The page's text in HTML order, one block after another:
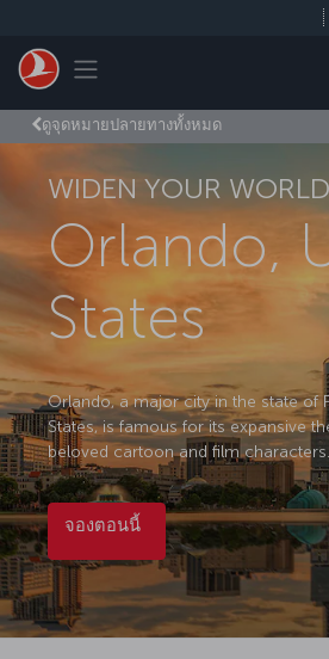
Toggle navigation
ดูจุดหมายปลายทางทั้งหมด
WIDEN YOUR WORLD
Orlando,
States
Orlando, a major city in the state of
States, is famous for its expansive
beloved cartoon and film characters.
จองตอนนี้